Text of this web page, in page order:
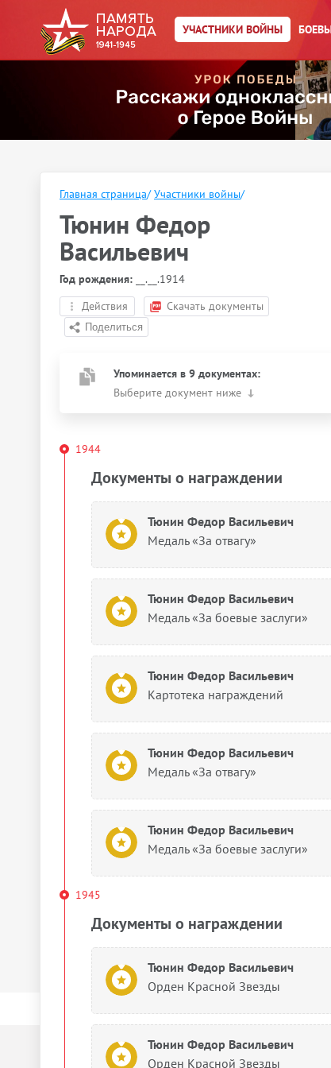
УЧАСТНИКИ ВОЙНЫ
Главная страница/ Участники войны/
Тюнин Федор
Васильевич
Год рождения: __.__.1914
Действия
Скачать документы
Упоминается в 9 документах:
Выберите документ ниже
1944
Документы о награждении
Тюнин Федор Васильевич
Медаль «За отвагу»
Тюнин Федор Васильевич
Медаль «За боевые заслуги»
Тюнин Федор Васильевич
Картотека награждений
Тюнин Федор Васильевич
Медаль «За отвагу»
Тюнин Федор Васильевич
Медаль «За боевые заслуги»
1945
Документы о награждении
Тюнин Федор Васильевич
Орден Красной Звезды
Тюнин Федор Васильевич
Орден Красной Звезды